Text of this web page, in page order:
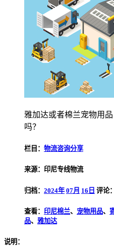
雅加达或者棉兰宠物用
吗？
栏目： 物流咨询分享
来源：印尼专线物流
归档： 2024年 07月 16日 评论：
查看： 印尼棉兰、 宠物用品、
品、 雅加达
说明：